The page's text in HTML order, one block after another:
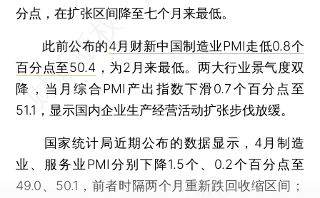
分点，在扩张区间降至七个月来最低。
此前公布的4月财新中国制造业PMI走低0.8个
百分点至50.4 ，为2月来最低。两大行业景气度双
降，当月综合PMI产出指数下滑0.7个百分点至
51.1，显示国内企业生产经营活动扩张步伐放缓。
国家统计局近期公布的数据显示，4月制造
业、服务业PMI分别下降1.5个、0.2个百分点至
49.0、50.1，前者时隔两个月重新跌回收缩区间；